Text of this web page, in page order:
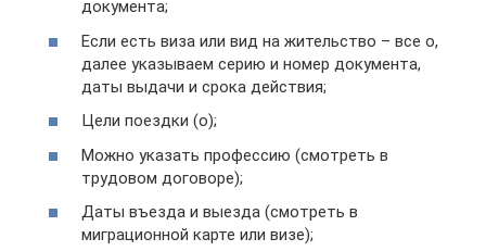
документа;
Если есть виза или вид на жительство – все о,
далее указываем серию и номер документа,
даты выдачи и срока действия;
Цели поездки (о);
Можно указать профессию (смотреть в
трудовом договоре);
Даты въезда и выезда (смотреть в
миграционной карте или визе);